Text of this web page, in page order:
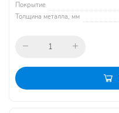
Покрытие
Толщина металла, мм